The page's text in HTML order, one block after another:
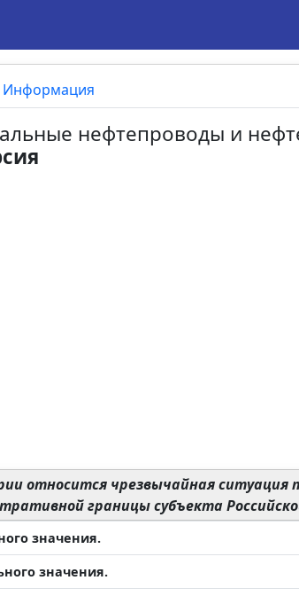
Информация
нефтепроводы и
относится чрезвычайная
границы субъекта
значения.
значения.